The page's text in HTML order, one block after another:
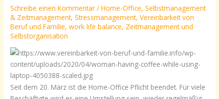
Schreibe einen Kommentar /Home-Office,Selbstmanagement
& Zeitmanagement,Stressmanagement,Vereinbarkeit von
Beruf und Familie,work life balance, Zeitmanagement und
Selbstorganisation
Seit dem 20. März ist die Home-Office Pflicht beendet. Für viele